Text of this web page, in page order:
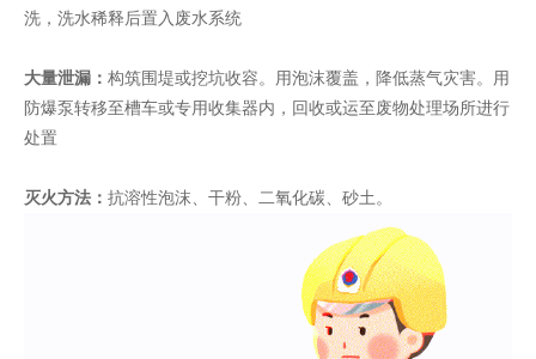
洗，洗水稀释后置入废水系统
大量泄漏： 构筑围堤或挖坑收容。用泡沫覆盖，降低蒸气灾害。用
防爆泵转移至槽车或专用收集器内，回收或运至废物处理场所进行
处置
灭火方法： 抗溶性泡沫、干粉、二氧化碳、砂土。